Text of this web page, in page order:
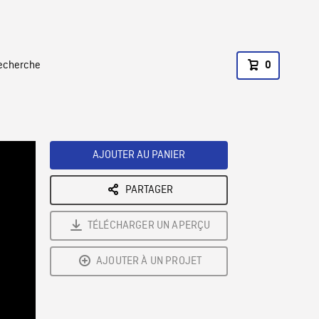
0
AJOUTER AU PANIER
PARTAGER
TÉLÉCHARGER UN APERÇU
AJOUTER À UN PROJET